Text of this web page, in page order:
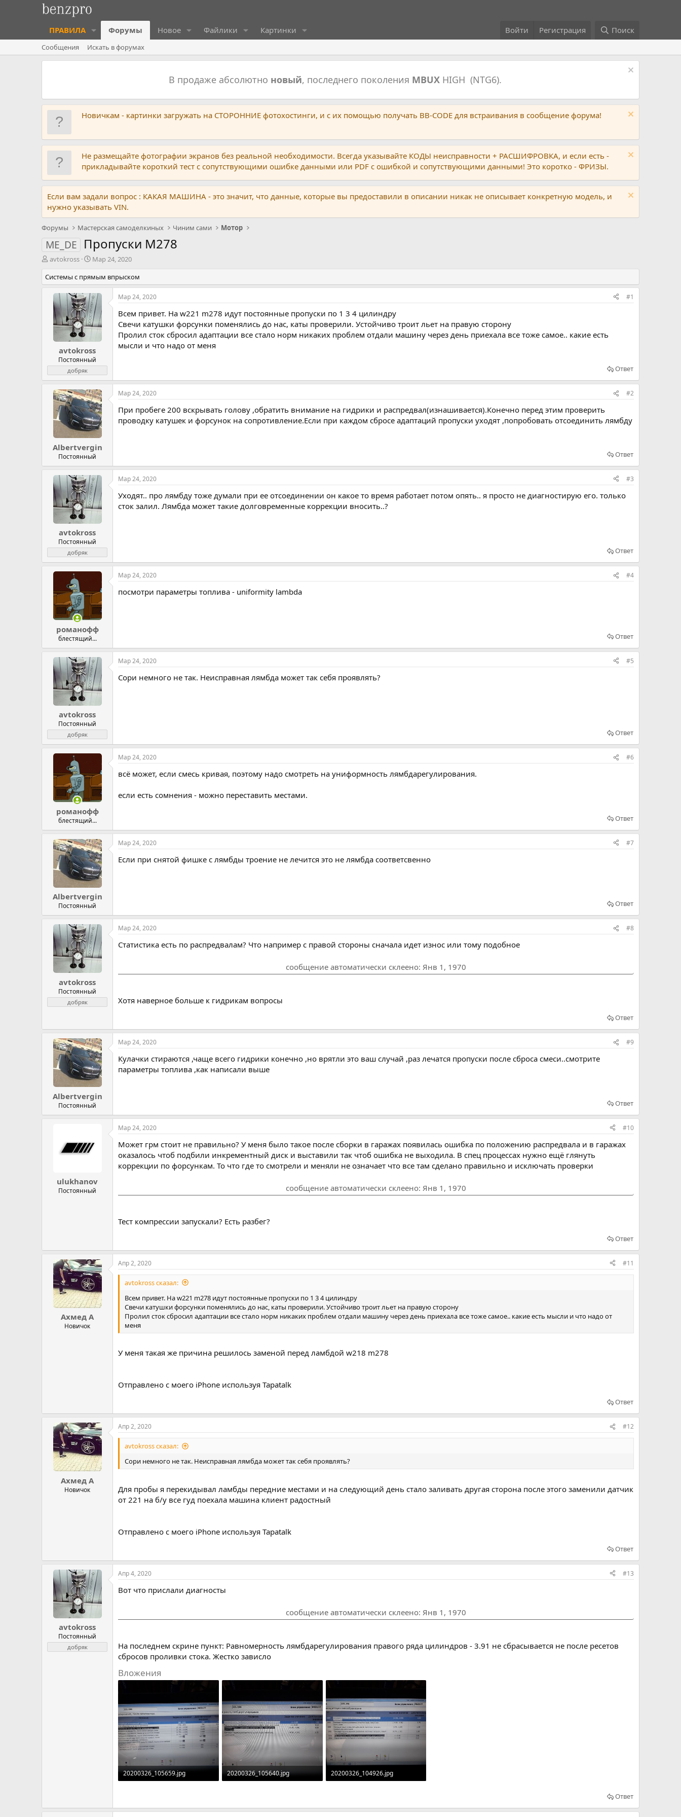
ПРАВИЛА Форумы Новое Файлики Картинки Войти Регистрация Поиск
Сообщения Искать в форумах
В продаже абсолютно новый, последнего поколения MBUXHIGH (NTG6).
Новичкам - картинки загружать на СТОРОННИЕ фотохостинги, и с их помощью получать BB-CODE для встраивания в сообщение форума!
Не размещайте фотографии экранов без реальной необходимости. Всегда указывайте КОДЫ неисправности + РАСШИФРОВКА, и если есть -
прикладывайте короткий тест с сопутствующими ошибке данными или PDF с ошибкой и сопутствующими данными! Это коротко - ФРИЗЫ.
Если вам задали вопрос : КАКАЯ МАШИНА - это значит, что данные, которые вы предоставили в описании никак не описывает конкретную модель, и
нужно указывать VIN.
Форумы Мастерская самоделкиных Чиним сами Мотор
ME_DE Пропуски M278
А
т
о
м
avtokross
Д
т
а
н
а
ч
а
а
Мар 24, 2020
Системы с прямым впрыском
avtokross
Постоянный
добряк
Мар 24, 2020 #1
Всем привет. На w221 m278 идут постоянные пропуски по 1 3 4 цилиндру
Свечи катушки форсунки поменялись до нас, каты проверили. Устойчиво троит льет на правую сторону
Пролил сток сбросил адаптации все стало норм никаких проблем отдали машину через день приехала все тоже самое.. какие есть
мысли и что надо от меня
Ответ
Albertvergin
Постоянный
Мар 24, 2020 #2
При пробеге 200 вскрывать голову ,обратить внимание на гидрики и распредвал(изнашивается).Конечно перед этим проверить
проводку катушек и форсунок на сопротивление.Если при каждом сбросе адаптаций пропуски уходят ,попробовать отсоединить лямбду
Ответ
avtokross
Постоянный
добряк
Мар 24, 2020 #3
Уходят.. про лямбду тоже думали при ее отсоединении он какое то время работает потом опять.. я просто не диагностирую его. только
сток залил. Лямбда может такие долговременные коррекции вносить..?
Ответ
романофф
блестящий...
Мар 24, 2020 #4
посмотри параметры топлива - uniformity lambda
Ответ
avtokross
Постоянный
добряк
Мар 24, 2020 #5
Сори немного не так. Неисправная лямбда может так себя проявлять?
Ответ
романофф
блестящий...
Мар 24, 2020 #6
всё может, если смесь кривая, поэтому надо смотреть на униформность лямбдарегулирования.
если есть сомнения - можно переставить местами.
Ответ
Albertvergin
Постоянный
Мар 24, 2020 #7
Если при снятой фишке с лямбды троение не лечится это не лямбда соответсвенно
Ответ
avtokross
Постоянный
добряк
Мар 24, 2020 #8
Статистика есть по распредвалам? Что например с правой стороны сначала идет износ или тому подобное
сообщение автоматически склеено: Янв 1, 1970
Хотя наверное больше к гидрикам вопросы
Ответ
Albertvergin
Постоянный
Мар 24, 2020 #9
Кулачки стираются ,чаще всего гидрики конечно ,но врятли это ваш случай ,раз лечатся пропуски после сброса смеси..смотрите
параметры топлива ,как написали выше
Ответ
ulukhanov
Постоянный
Мар 24, 2020 #10
Может грм стоит не правильно? У меня было такое после сборки в гаражах появилась ошибка по положению распредвала и в гаражах
оказалось чтоб подбили инкрементный диск и выставили так чтоб ошибка не выходила. В спец процессах нужно ещё глянуть
коррекции по форсункам. То что где то смотрели и меняли не означает что все там сделано правильно и исключать проверки
сообщение автоматически склеено: Янв 1, 1970
Тест компрессии запускали? Есть разбег?
Ответ
Ахмед А
Новичок
Апр 2, 2020 #11
avtokross сказал:
Всем привет. На w221 m278 идут постоянные пропуски по 1 3 4 цилиндру
Свечи катушки форсунки поменялись до нас, каты проверили. Устойчиво троит льет на правую сторону
Пролил сток сбросил адаптации все стало норм никаких проблем отдали машину через день приехала все тоже самое.. какие есть мысли и что надо от
меня
У меня такая же причина решилось заменой перед ламбдой w218 m278
Отправлено с моего iPhone используя Tapatalk
Ответ
Ахмед А
Новичок
Апр 2, 2020 #12
avtokross сказал:
Сори немного не так. Неисправная лямбда может так себя проявлять?
Для пробы я перекидывал ламбды передние местами и на следующий день стало заливать другая сторона после этого заменили датчик
от 221 на б/у все гуд поехала машина клиент радостный
Отправлено с моего iPhone используя Tapatalk
Ответ
avtokross
Постоянный
добряк
Апр 4, 2020 #13
Вот что прислали диагносты
сообщение автоматически склеено: Янв 1, 1970
На последнем скрине пункт: Равномерность лямбдарегулирования правого ряда цилиндров - 3.91 не сбрасывается не после ресетов
сбросов проливки стока. Жестко зависло
Вложения
20200326_105659.jpg
20200326_105640.jpg
20200326_104926.jpg
Ответ